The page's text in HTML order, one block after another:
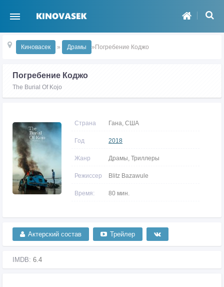
Киновасек » Драмы »Погребение Коджо
Погребение Коджо
The Burial Of Kojo
Страна Гана, США
Год 2018
Жанр Драмы, Триллеры
Режиссер Blitz Bazawule
Время: 80 мин.
Актерский состав Трейлер
IMDB: 6.4